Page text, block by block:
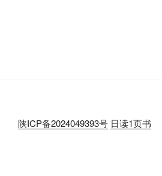
陕ICP备2024049393号 日读1页书